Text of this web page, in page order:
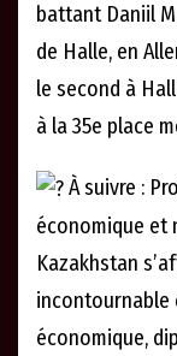
battant Daniil
de Halle, en
le second à
à la 35e place
À suivre :
économique et
Kazakhstan
incontournable
économique,